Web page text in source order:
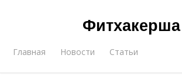
Фитхакерша
Главная Новости Статьи